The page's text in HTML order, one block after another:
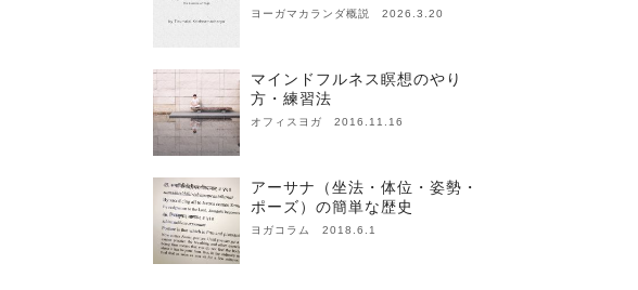
ヨーガマカランダ概説 2026.3.20
マインドフルネス瞑想のやり
方・練習法
オフィスヨガ 2016.11.16
アーサナ（坐法・体位・姿勢・
ポーズ）の簡単な歴史
ヨガコラム 2018.6.1